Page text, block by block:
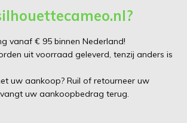
vanaf € 95 binnen Nederland!
uit voorraad geleverd, tenzij anders is
uw aankoop? Ruil of retourneer uw
uw aankoopbedrag terug.